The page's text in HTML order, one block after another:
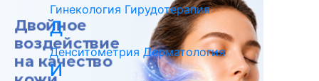
Гинекология Гирудотерапия
Д
Денситометрия Дерматология
И